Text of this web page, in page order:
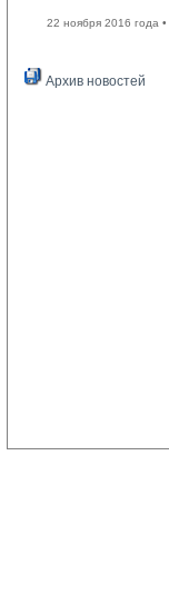
22 ноября 2016 года •
Архив новостей